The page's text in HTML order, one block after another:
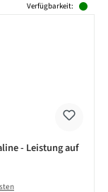
Verfügbarkeit:
- Leistung auf